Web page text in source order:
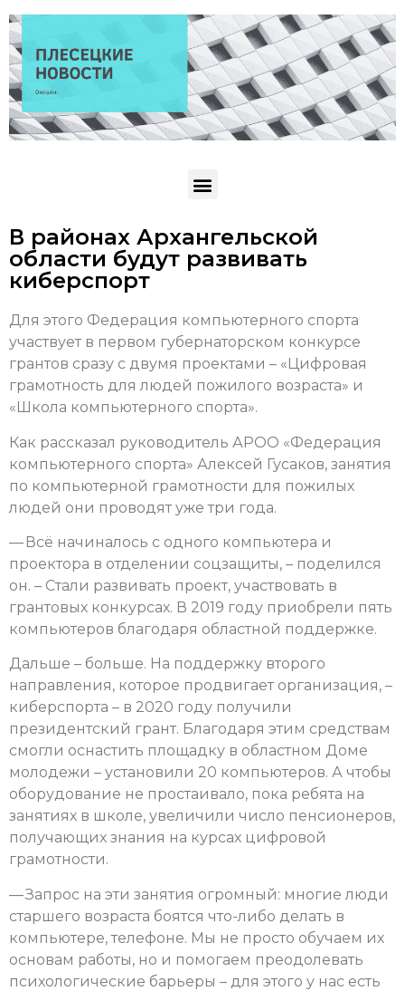
В районах Архангельской
области будут развивать
киберспорт
Для этого Федерация компьютерного спорта
участвует в первом губернаторском конкурсе
грантов сразу с двумя проектами – «Цифровая
грамотность для людей пожилого возраста» и
«Школа компьютерного спорта».
Как рассказал руководитель АРОО «Федерация
компьютерного спорта» Алексей Гусаков, занятия
по компьютерной грамотности для пожилых
людей они проводят уже три года.
— Всё начиналось с одного компьютера и
проектора в отделении соцзащиты, – поделился
он. – Стали развивать проект, участвовать в
грантовых конкурсах. В 2019 году приобрели пять
компьютеров благодаря областной поддержке.
Дальше – больше. На поддержку второго
направления, которое продвигает организация, –
киберспорта – в 2020 году получили
президентский грант. Благодаря этим средствам
смогли оснастить площадку в областном Доме
молодежи – установили 20 компьютеров. А чтобы
оборудование не простаивало, пока ребята на
занятиях в школе, увеличили число пенсионеров,
получающих знания на курсах цифровой
грамотности.
— Запрос на эти занятия огромный: многие люди
старшего возраста боятся что-либо делать в
компьютере, телефоне. Мы не просто обучаем их
основам работы, но и помогаем преодолевать
психологические барьеры – для этого у нас есть